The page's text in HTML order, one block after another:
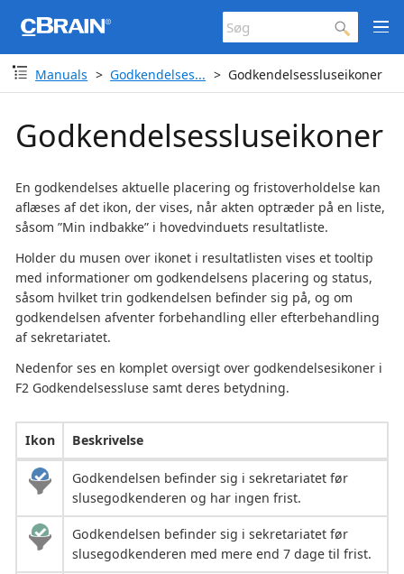
Manuals Godkendelses... Godkendelsessluseikoner
Godkendelsessluseikoner
En godkendelses aktuelle placering og fristoverholdelse kan
aflæses af det ikon, der vises, når akten optræder på en liste,
såsom ”Min indbakke” i hovedvinduets resultatliste.
Holder du musen over ikonet i resultatlisten vises et tooltip
med informationer om godkendelsens placering og status,
såsom hvilket trin godkendelsen befinder sig på, og om
godkendelsen afventer forbehandling eller efterbehandling
af sekretariatet.
Nedenfor ses en komplet oversigt over godkendelsesikoner i
F2 Godkendelsessluse samt deres betydning.
Ikon Beskrivelse
Godkendelsen befinder sig i sekretariatet før
slusegodkenderen og har ingen frist.
Godkendelsen befinder sig i sekretariatet før
slusegodkenderen med mere end 7 dage til frist.